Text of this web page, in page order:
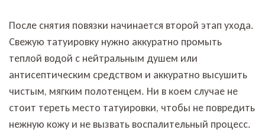
После снятия повязки начинается второй этап ухода.
Свежую татуировку нужно аккуратно промыть
теплой водой с нейтральным душем или
антисептическим средством и аккуратно высушить
чистым, мягким полотенцем. Ни в коем случае не
стоит тереть место татуировки, чтобы не повредить
нежную кожу и не вызвать воспалительный процесс.